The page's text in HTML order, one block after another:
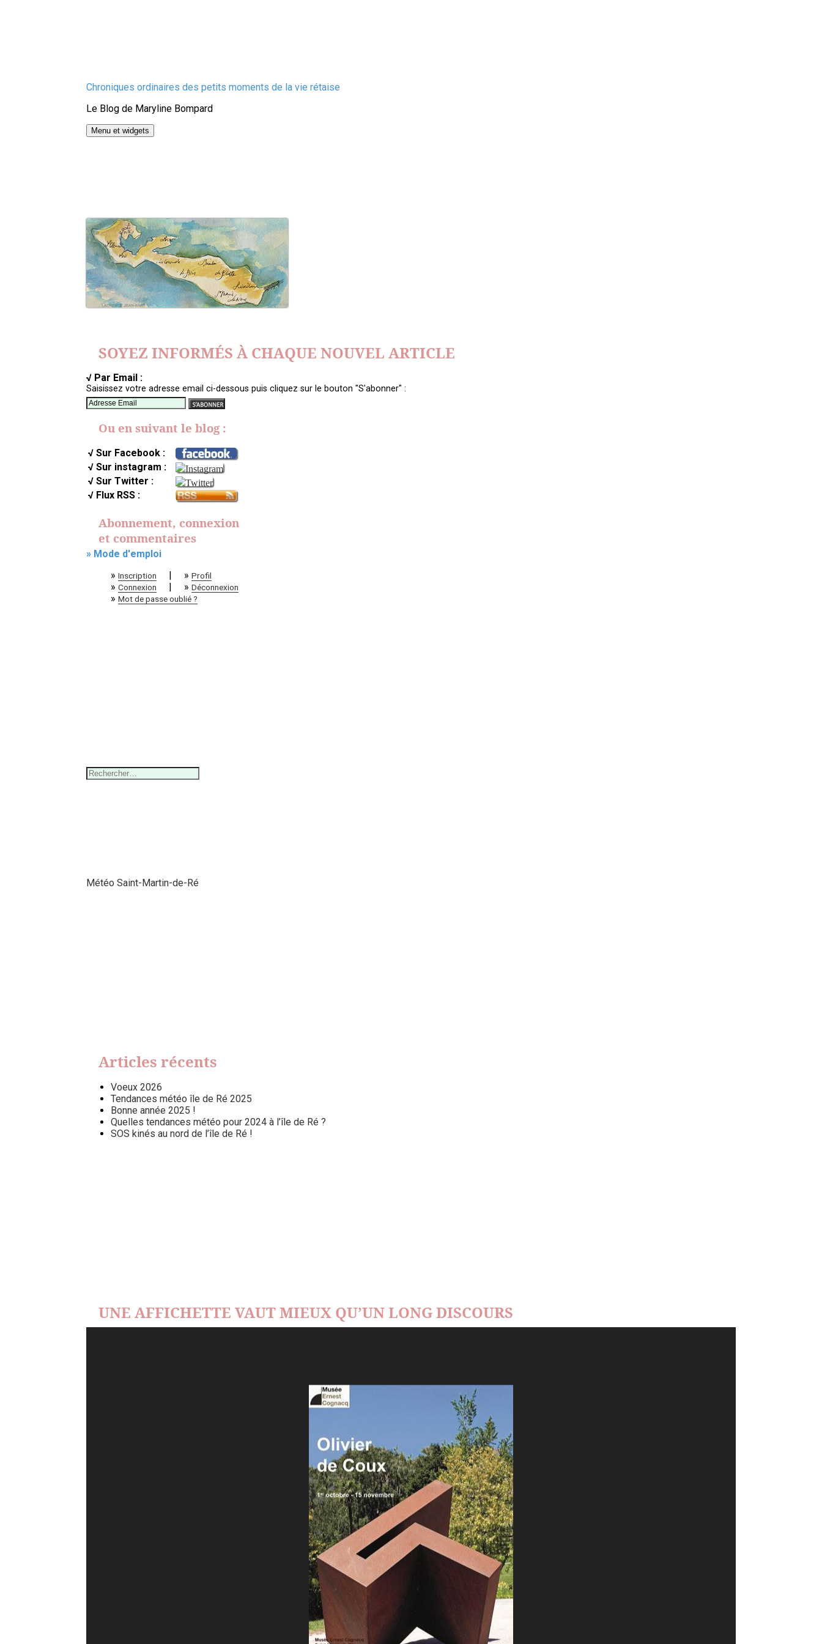
Chroniques ordinaires des petits moments de la vie rétaise
Le Blog de Maryline Bompard
Menu et widgets
SOYEZ INFORMÉS À CHAQUE NOUVEL ARTICLE
√ Par Email :
Saisissez votre adresse email ci-dessous puis cliquez sur le bouton "S'abonner" :
Ou en suivant le blog :
√ Sur Facebook :
√ Sur instagram :
√ Sur Twitter :
√ Flux RSS :
Abonnement, connexion
et commentaires
» Mode d'emploi
» Inscription » Profil
» Connexion » Déconnexion
» Mot de passe oublié ?
Rechercher :
Météo Saint-Martin-de-Ré
Articles récents
Voeux 2026
Tendances météo île de Ré 2025
Bonne année 2025 !
Quelles tendances météo pour 2024 à l’île de Ré ?
SOS kinés au nord de l’île de Ré !
UNE AFFICHETTE VAUT MIEUX QU’UN LONG DISCOURS